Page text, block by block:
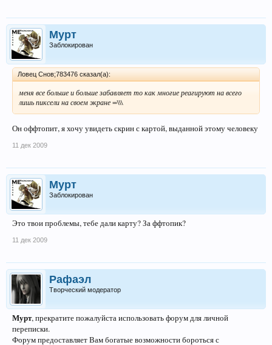
Мурт
Заблокирован
Ловец Снов;783476 сказал(а):
меня все больше и больше забавляет то как многие реагируют на всего
лишь пиксели на своем экране =\\\
Он оффтопит, я хочу увидеть скрин с картой, выданной этому человеку
11 дек 2009
Мурт
Заблокирован
Это твои проблемы, тебе дали карту? За ффтопик?
11 дек 2009
Рафаэл
Творческий модератор
Мурт, прекратите пожалуйста использовать форум для личной
переписки.
Форум предоставляет Вам богатые возможности бороться с